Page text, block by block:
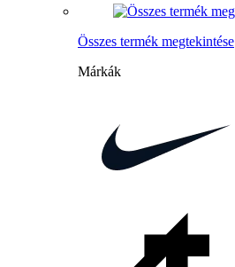
Összes termék megtekintése
Márkák